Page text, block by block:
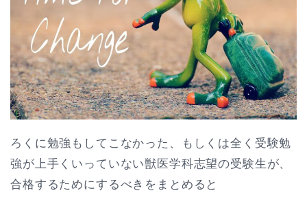
ろくに勉強もしてこなかった、もしくは全く受験勉
強が上手くいっていない獣医学科志望の受験生が、
合格するためにするべきをまとめると